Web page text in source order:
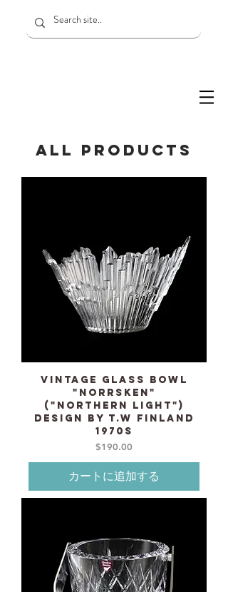
all products
Vintage Glass Bowl
"Norrsken"
("Northern light")
design by T.W Finland
1970s
価格
$190.00
カートに追加する